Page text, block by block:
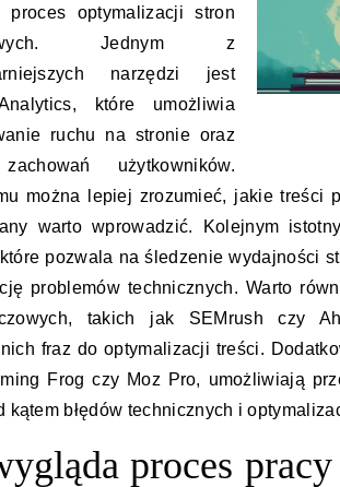
proces optymalizacji stron
Jednym z
narzędzi jest
które umożliwia
ruchu na stronie oraz
użytkowników.
można lepiej zrozumieć, jakie treści
warto wprowadzić. Kolejnym
pozwala na śledzenie wydajności
problemów technicznych. Warto
takich jak SEMrush czy
fraz do optymalizacji treści.
Frog czy Moz Pro, umożliwiają
kątem błędów technicznych i
proces